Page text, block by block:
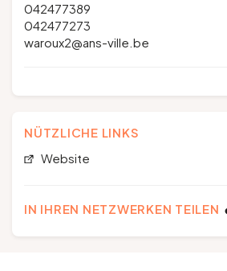
042477389
042477273
waroux2@ans-ville.be
NÜTZLICHE LINKS
Website
IN IHREN NETZWERKEN TEILEN